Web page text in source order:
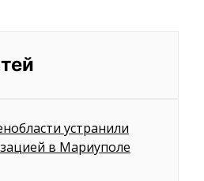
устранили
в Мариуполе